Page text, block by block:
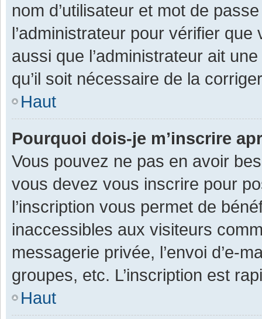
nom d’utilisateur et mot de
l’administrateur pour vérifier
aussi que l’administrateur ait
qu’il soit nécessaire de la
Haut
Pourquoi dois-je m’inscrire
Vous pouvez ne pas en avoir
vous devez vous inscrire pour
l’inscription vous permet de
inaccessibles aux visiteurs
messagerie privée, l’envoi d’e-
groupes, etc. L’inscription est
Haut